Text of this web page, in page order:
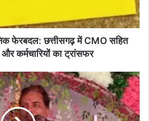
फेरबदल: छत्तीसगढ़ में CMO सहित
कर्मचारियों का ट्रांसफर